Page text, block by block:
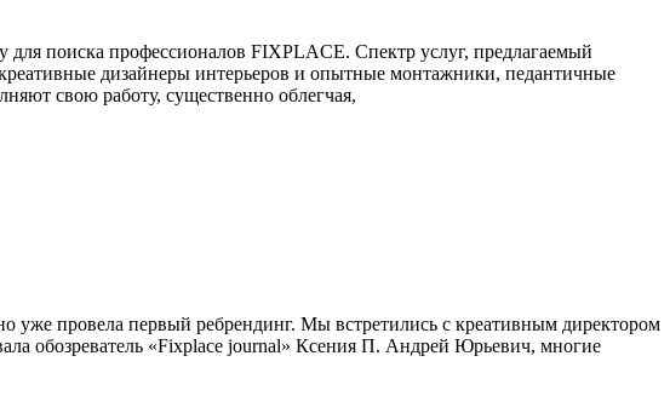
поиска профессионалов FIXPLACE. Спектр услуг, предлагаемый
дизайнеры интерьеров и опытные монтажники, педантичные
свою работу, существенно облегчая,
уже провела первый ребрендинг. Мы встретились с креативным директором
обозреватель «Fixplace journal» Ксения П. Андрей Юрьевич, многие